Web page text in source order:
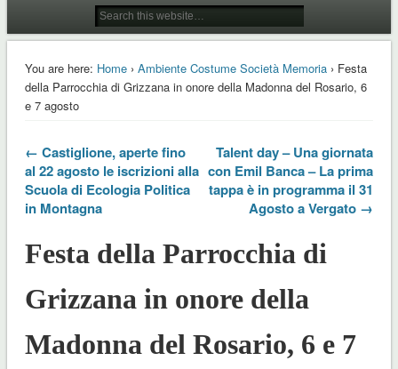
You are here: Home› Ambiente Costume Società Memoria› Festa
della Parrocchia di Grizzana in onore della Madonna del Rosario, 6
e 7 agosto
← Castiglione, aperte fino
al 22 agosto le iscrizioni alla
Scuola di Ecologia Politica
in Montagna
Talent day – Una giornata
con Emil Banca – La prima
tappa è in programma il 31
Agosto a Vergato →
Festa della Parrocchia di
Grizzana in onore della
Madonna del Rosario, 6 e 7